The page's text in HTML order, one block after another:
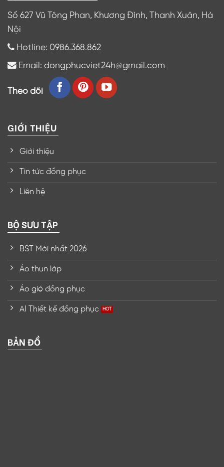
Số 627 Vũ Tông Phan, Khương Đình, Thanh Xuân, Hà
Nội
Hotline: 0986.368.862
Email: dongphucviet24h@gmail.com
Theo dõi
GIỚI THIỆU
Giới thiệu
Tin tức đồng phục
Liên hệ
BỘ SƯU TẬP
BST Mới nhất 2026
Áo thun lớp
Áo gió đồng phục
AI Thiết kế đồng phục
BẢN ĐỒ